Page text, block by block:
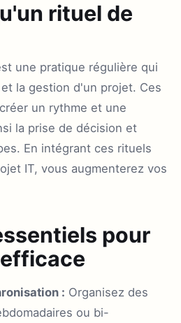
rituel de
une pratique régulière qui
la gestion d'un projet. Ces
un rythme et une
la prise de décision et
En intégrant ces rituels
IT, vous augmenterez vos
pour
: Organisez des
ou bi-